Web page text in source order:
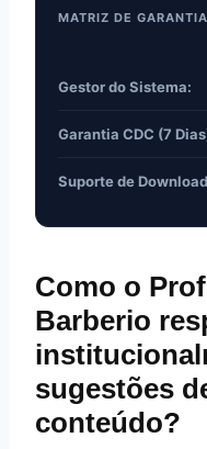
MATRIZ DE
Gestor do Sistema:
Garantia CDC (7
Suporte de
Como o
Barberio
sugestões
conteúdo?